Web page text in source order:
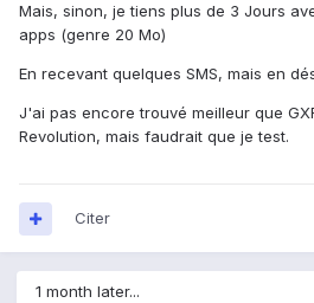
Mais, sinon, je tiens plus de 3 Jours
apps (genre 20 Mo)
En recevant quelques SMS, mais en
J'ai pas encore trouvé meilleur que
Revolution, mais faudrait que je test.
Citer
1 month later...